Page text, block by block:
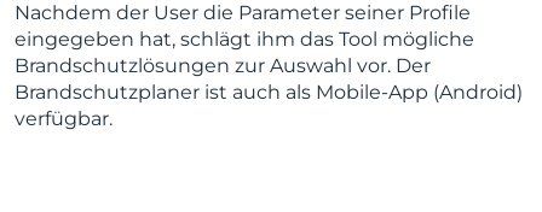
Nachdem der User die Parameter seiner Profile
eingegeben hat, schlägt ihm das Tool mögliche
Brandschutzlösungen zur Auswahl vor. Der
Brandschutzplaner ist auch als Mobile-App (Android)
verfügbar.